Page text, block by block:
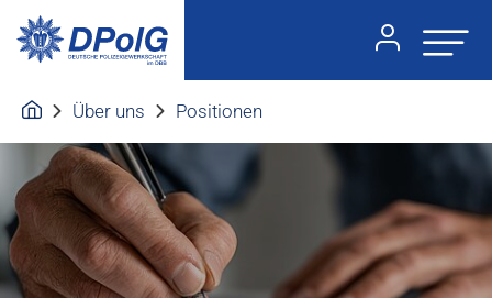
Über uns Positionen